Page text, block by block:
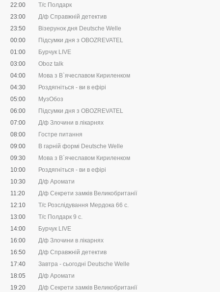
22:00
Т/с Полдарк
23:00
Д/ф Справжній детектив
23:50
Візерунок дня Deutsche Welle
00:00
Підсумки дня з OBOZREVATEL
01:00
Бурчук LIVE
03:00
Oboz talk
04:00
Мова з В`ячеславом Кириленком
04:30
Роздягніться - ви в ефірі
05:00
МузОбоз
06:00
Підсумки дня з OBOZREVATEL
07:00
Д/ф Злочини в лікарнях
08:00
Гостре питання
09:00
В гарній формі Deutsche Welle
09:30
Мова з В`ячеславом Кириленком
10:00
Роздягніться - ви в ефірі
10:30
Д/ф Аромати
11:20
Д/ф Секрети замків Великобританії
12:10
Т/с Розслідування Мердока 66 с.
13:00
Т/с Полдарк 9 с.
14:00
Бурчук LIVE
16:00
Д/ф Злочини в лікарнях
16:50
Д/ф Справжній детектив
17:40
Завтра - сьогодні Deutsche Welle
18:05
Д/ф Аромати
19:20
Д/ф Секрети замків Великобританії